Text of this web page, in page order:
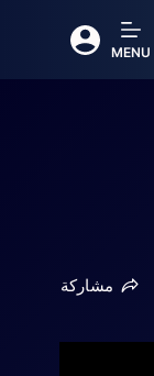
MENU
مشاركة
و
Nouvil